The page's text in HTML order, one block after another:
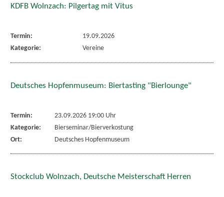
KDFB Wolnzach: Pilgertag mit Vitus
Termin:
19.09.2026
Kategorie:
Vereine
Deutsches Hopfenmuseum: Biertasting "Bierlounge"
Termin:
23.09.2026 19:00 Uhr
Kategorie:
Bierseminar/Bierverkostung
Ort:
Deutsches Hopfenmuseum
Stockclub Wolnzach, Deutsche Meisterschaft Herren